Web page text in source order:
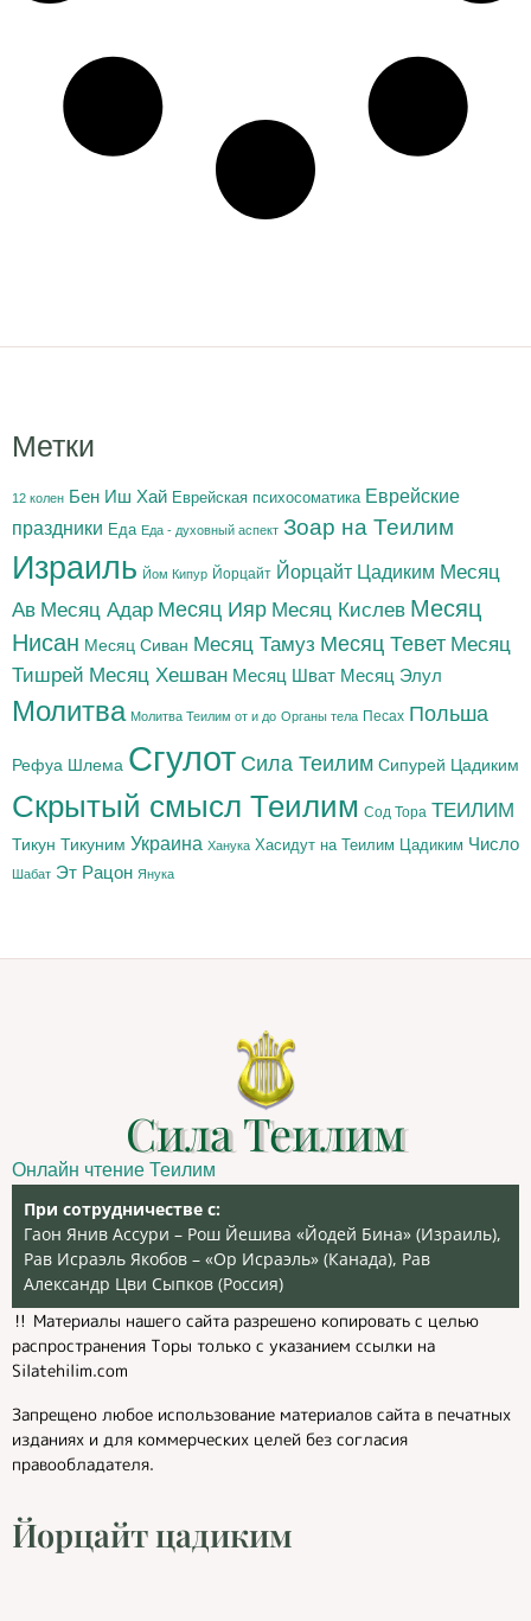
Метки
12 колен Бен Иш Хай Еврейская психосоматика Еврейские
праздники Еда Еда - духовный аспект Зоар на Теилим
Израиль Йом Кипур Йорцайт Йорцайт Цадиким Месяц
Ав Месяц Адар Месяц Ияр Месяц Кислев Месяц
Нисан Месяц Сиван Месяц Тамуз Месяц Тевет Месяц
Тишрей Месяц Хешван Месяц Шват Месяц Элул
Молитва Молитва Теилим от и до Органы тела Песах Польша
Рефуа Шлема Сгулот Сила Теилим Сипурей Цадиким
Скрытый смысл Теилим Сод Тора ТЕИЛИМ
Тикун Тикуним Украина Ханука Хасидут на Теилим Цадиким Число
Шабат Эт Рацон Янука
Сила Теилим
Онлайн чтение Теилим
При сотрудничестве с:
Гаон Янив Ассури – Рош Йешива «Йодей Бина» (Израиль),
Рав Исраэль Якобов – «Ор Исраэль» (Канада), Рав
Александр Цви Сыпков (Россия)
‼️ Материалы нашего сайта разрешено копировать с целью
распространения Торы только с указанием ссылки на
Silatehilim.com
Запрещено любое использование материалов сайта в печатных
изданиях и для коммерческих целей без согласия
правообладателя.
Йорцайт цадиким